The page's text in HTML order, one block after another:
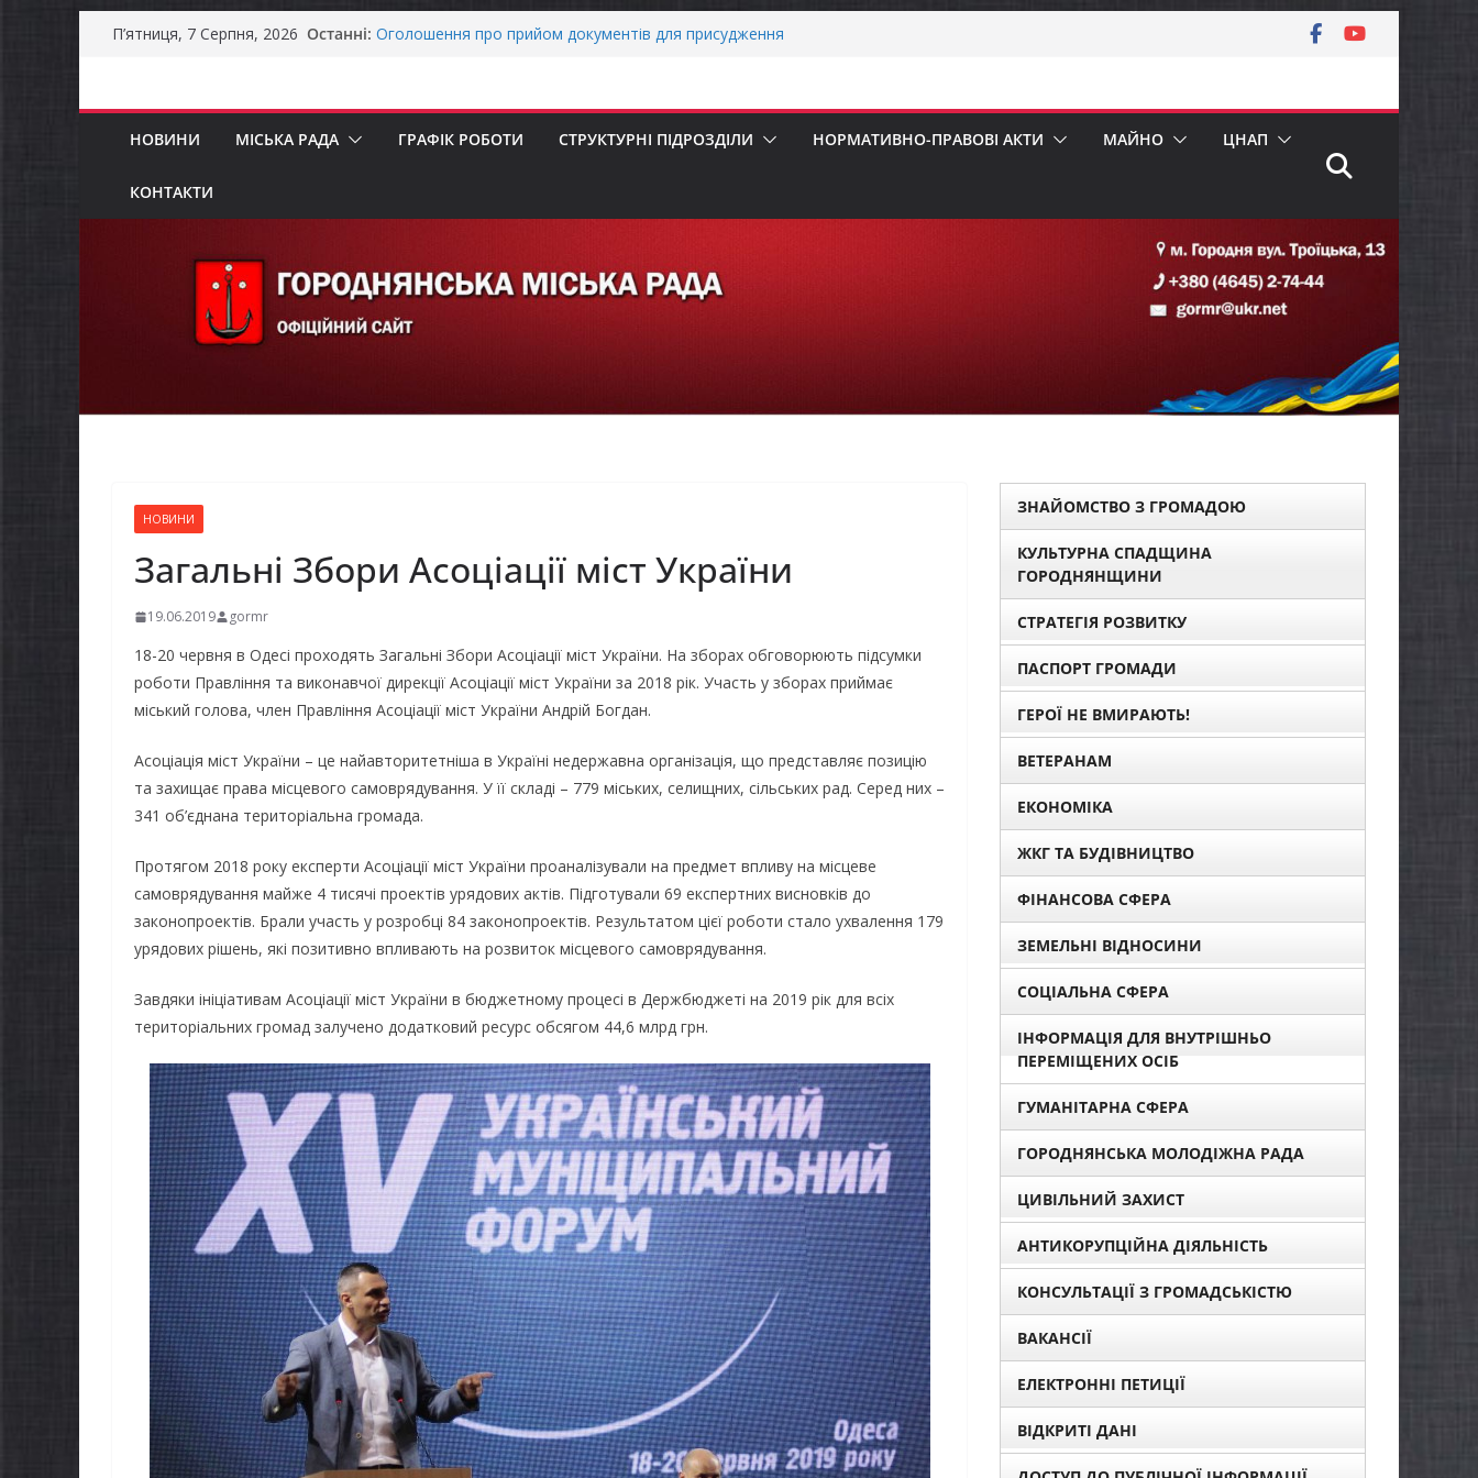
Перейти
П’ятниця, 7 Серпня, 2026 Останні:
Останніми днями погода випробовує жителів громади
справжньою літньою спекою
Продовжується реалізація програми «Діалог влади та
НОВИНИ МІСЬКА РАДА ГРАФІК РОБОТИ СТРУКТУРНІ ПІДРОЗДІЛИ НОРМАТИВНО-ПРАВОВІ АКТИ МАЙНО ЦНАП
КОНТАКТИ
НОВИНИ
Загальні Збори Асоціації міст України
19.06.2019 gormr
18-20 червня в Одесі проходять Загальні Збори Асоціації міст України. На зборах обговорюють підсумки
роботи Правління та виконавчої дирекції Асоціації міст України за 2018 рік. Участь у зборах приймає
міський голова, член Правління Асоціації міст України Андрій Богдан.
Асоціація міст України – це найавторитетніша в Україні недержавна організація, що представляє позицію
та захищає права місцевого самоврядування. У її складі – 779 міських, селищних, сільських рад. Серед них –
341 об’єднана територіальна громада.
Протягом 2018 року експерти Асоціації міст України проаналізували на предмет впливу на місцеве
самоврядування майже 4 тисячі проектів урядових актів. Підготували 69 експертних висновків до
законопроектів. Брали участь у розробці 84 законопроектів. Результатом цієї роботи стало ухвалення 179
урядових рішень, які позитивно впливають на розвиток місцевого самоврядування.
Завдяки ініціативам Асоціації міст України в бюджетному процесі в Держбюджеті на 2019 рік для всіх
територіальних громад залучено додатковий ресурс обсягом 44,6 млрд грн.
ЗНАЙОМСТВО З ГРОМАДОЮ
КУЛЬТУРНА СПАДЩИНА
ГОРОДНЯНЩИНИ
СТРАТЕГІЯ РОЗВИТКУ
ПАСПОРТ ГРОМАДИ
ГЕРОЇ НЕ ВМИРАЮТЬ!
ВЕТЕРАНАМ
ЕКОНОМІКА
ЖКГ ТА БУДІВНИЦТВО
ФІНАНСОВА СФЕРА
ЗЕМЕЛЬНІ ВІДНОСИНИ
СОЦІАЛЬНА СФЕРА
ІНФОРМАЦІЯ ДЛЯ ВНУТРІШНЬО
ПЕРЕМІЩЕНИХ ОСІБ
ГУМАНІТАРНА СФЕРА
ГОРОДНЯНСЬКА МОЛОДІЖНА РАДА
ЦИВІЛЬНИЙ ЗАХИСТ
АНТИКОРУПЦІЙНА ДІЯЛЬНІСТЬ
КОНСУЛЬТАЦІЇ З ГРОМАДСЬКІСТЮ
ВАКАНСІЇ
ЕЛЕКТРОННІ ПЕТИЦІЇ
ВІДКРИТІ ДАНІ